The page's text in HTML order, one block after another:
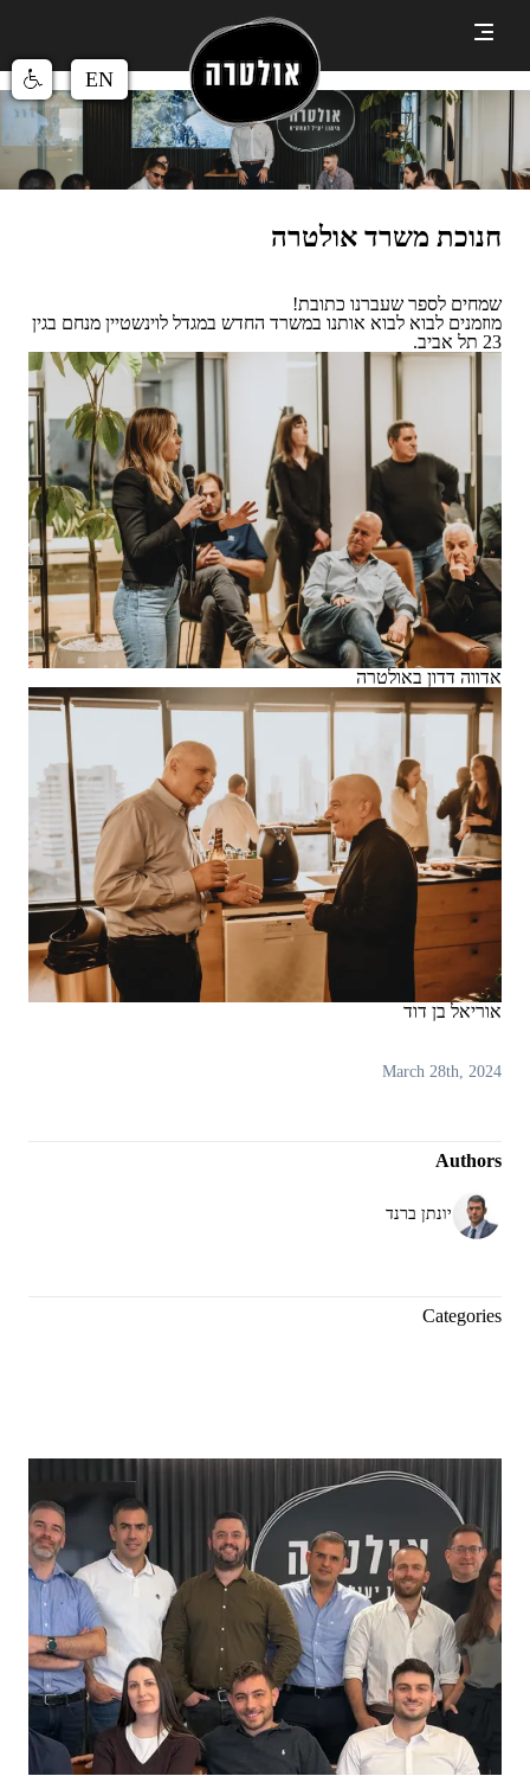
EN
חנוכת משרד אולטרה
שמחים לספר שעברנו כתובת!
מוזמנים לבוא לבוא אותנו במשרד החדש במגדל לוינשטיין מנחם בגין
23 תל אביב.
אדווה דדון באולטרה
אוריאל בן דוד
March 28th, 2024
Authors
יונתן ברנד
Categories